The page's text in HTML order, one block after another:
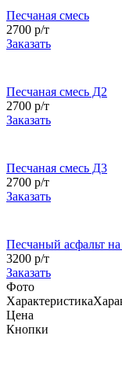
Песчаная смесь
2700 р/т
Заказать
Песчаная смесь Д2
2700 р/т
Заказать
Песчаная смесь Д3
2700 р/т
Заказать
Песчаный асфальт
3200 р/т
Заказать
Фото
Характеристика
Цена
Кнопки